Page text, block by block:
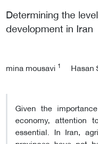
Determining the
development in Iran
mina mousavi 1 Hasan
Given the
economy, attention
essential. In Iran,